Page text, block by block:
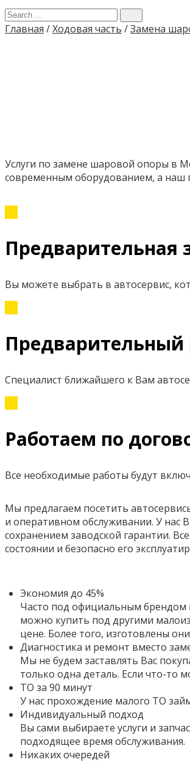
Главная /Ходовая часть /Замена
Услуги по замене шаровой опоры в
современным оборудованием, а наш
Предварительная
Вы можете выбрать в автосервис,
Предварительный
Специалист ближайшего к Вам
Работаем по
Все необходимые работы будут
Мы предлагаем посетить
и оперативном обслуживании. У нас
сохранением заводской гарантии.
состоянии и безопасно его
Экономия до 45%
Часто под официальным брендом
можно купить под другими
цене. Более того, изготовлены
Диагностика и ремонт вместо
Мы не будем заставлять Вас
только одна деталь. Если что-
ТО за 90 минут
У нас прохождение малого ТО
Индивидуальный подход
Вы сами выбираете услуги и
подходящее время обслуживания.
Никаких очередей